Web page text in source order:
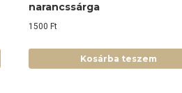
narancssárga
1500 Ft
Kosárba teszem